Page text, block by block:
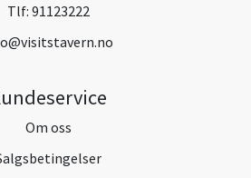
Tlf: 91123222
Om oss